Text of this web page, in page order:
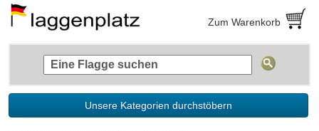
Zum Warenkorb
Unsere Kategorien durchstöbern